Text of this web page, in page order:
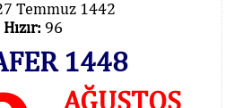
Temmuz 1442
Hızır: 96
1448
AĞUSTOS